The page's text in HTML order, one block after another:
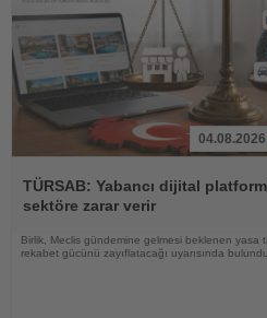
Oku
04.08.2026
TÜRSAB: Yabancı dijital
sektöre zarar verir
Birlik, Meclis gündemine gelmesi beklenen yasa
rekabet gücünü zayıflatacağı uyarısında bulundu